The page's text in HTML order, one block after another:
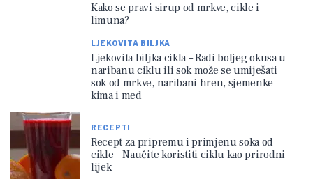
Kako se pravi sirup od mrkve, cikle i
limuna?
LJEKOVITA BILJKA
Ljekovita biljka cikla – Radi boljeg okusa u
naribanu ciklu ili sok može se umiješati
sok od mrkve, naribani hren, sjemenke
kima i med
RECEPTI
Recept za pripremu i primjenu soka od
cikle – Naučite koristiti ciklu kao prirodni
lijek